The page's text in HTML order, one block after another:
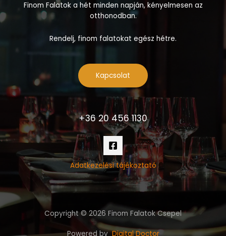
Finom Falatok a hét minden napján, kényelmesen az
otthonodban.
Rendelj, finom falatokat egész hétre.
Kapcsolat
+36 20 456 1130
Adatkezelési tájékoztató
Copyright © 2026 Finom Falatok Csepel
Powered byDigital Doctor